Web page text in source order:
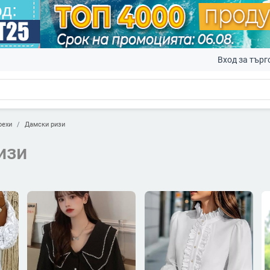
Вход за
Дамски ризи